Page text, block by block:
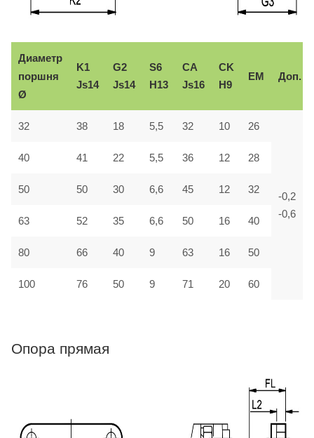
Диаметр
поршня
Ø
K1
Js14
G2
Js14
S6
H13
CA
Js16
CK
H9
EM Доп.
32 38 18 5,5 32 10 26
-0,2
-0,6
40 41 22 5,5 36 12 28
50 50 30 6,6 45 12 32
63 52 35 6,6 50 16 40
80 66 40 9 63 16 50
100 76 50 9 71 20 60
Опора прямая